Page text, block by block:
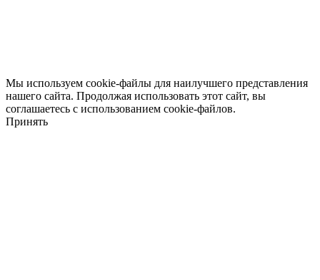
Мы используем cookie-файлы для наилучшего представления
нашего сайта. Продолжая использовать этот сайт, вы
соглашаетесь с использованием cookie-файлов.
Принять